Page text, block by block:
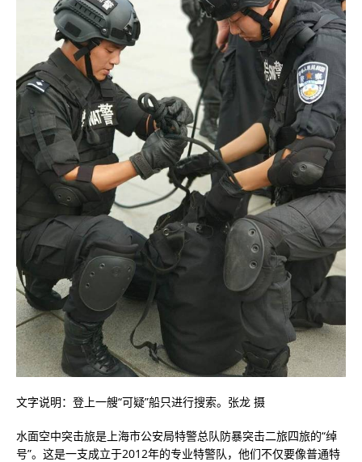
文字说明：登上一艘“可疑”船只进行搜索。张龙 摄
水面空中突击旅是上海市公安局特警总队防暴突击二旅四旅的“绰
号”。这是一支成立于2012年的专业特警队，他们不仅要像普通特